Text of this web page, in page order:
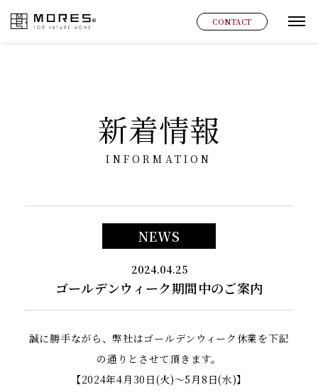
MORES CONTACT グ
新着情報
INFORMATION
NEWS
2024.04.25
ゴールデンウィーク期間中のご案内
誠に勝手ながら、弊社はゴールデンウィーク休業を下記
の通りとさせて頂きます。
【2024年4月30日(火)～5月8日(水)】